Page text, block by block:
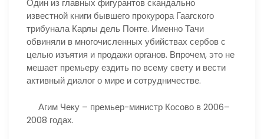
Один из главных фигурантов скандально
известной книги бывшего прокурора Гаагского
трибунала Карлы дель Понте. Именно Тачи
обвиняли в многочисленных убийствах сербов с
целью изъятия и продажи органов. Впрочем, это не
мешает премьеру ездить по всему свету и вести
активный диалог о мире и сотрудничестве.
Агим Чеку – премьер-министр Косово в 2006–
2008 годах.